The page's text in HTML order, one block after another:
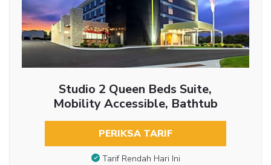
Studio 2 Queen Beds Suite,
Mobility Accessible, Bathtub
PERIKSA TARIF
Tarif Rendah Hari Ini